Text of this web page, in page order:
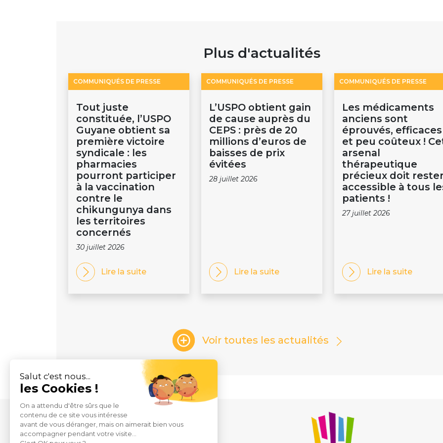
Plus d'actualités
COMMUNIQUÉS DE PRESSE
Tout juste
constituée, l’USPO
Guyane obtient sa
première victoire
syndicale : les
pharmacies
pourront participer
à la vaccination
contre le
chikungunya dans
les territoires
concernés
30 juillet 2026
Lire la suite
COMMUNIQUÉS DE PRESSE
L’USPO obtient gain
de cause auprès du
CEPS : près de 20
millions d’euros de
baisses de prix
évitées
28 juillet 2026
Lire la suite
COMMUNIQUÉS DE PRESSE
Les médicaments
anciens sont
éprouvés, efficaces
et peu coûteux !
arsenal
thérapeutique
précieux doit rester
accessible à tous
patients !
27 juillet 2026
Lire la suite
Voir toutes les actualités